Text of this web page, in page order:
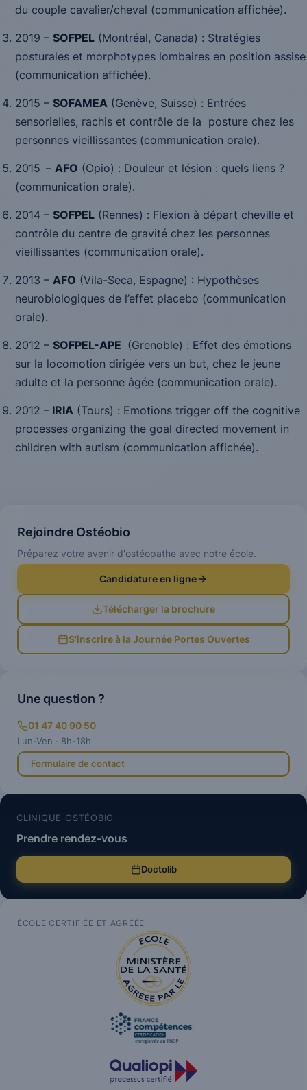
du couple cavalier/cheval (communication affichée).
2019 – SOFPEL (Montréal, Canada) : Stratégies
posturales et morphotypes lombaires en position assise
(communication affichée).
2015 – SOFAMEA (Genève, Suisse) : Entrées
sensorielles, rachis et contrôle de la posture chez les
personnes vieillissantes (communication orale).
2015 – AFO (Opio) : Douleur et lésion : quels liens ?
(communication orale).
2014 – SOFPEL (Rennes) : Flexion à départ cheville et
contrôle du centre de gravité chez les personnes
vieillissantes (communication orale).
2013 – AFO (Vila-Seca, Espagne) : Hypothèses
neurobiologiques de l’effet placebo (communication
orale).
2012 – SOFPEL-APE (Grenoble) : Effet des émotions
sur la locomotion dirigée vers un but, chez le jeune
adulte et la personne âgée (communication orale).
2012 – IRIA (Tours) : Emotions trigger off the cognitive
processes organizing the goal directed movement in
children with autism (communication affichée).
Rejoindre Ostéobio
Préparez votre avenir d'ostéopathe avec notre école.
Candidature en ligne
Télécharger la brochure
S'inscrire à la Journée Portes Ouvertes
Une question ?
01 47 40 90 50
Lun-Ven · 8h-18h
Formulaire de contact
CLINIQUE OSTÉOBIO
Prendre rendez-vous
Doctolib
ÉCOLE CERTIFIÉE ET AGRÉÉE